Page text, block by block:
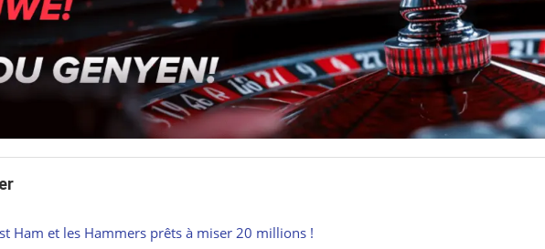
Ham et les Hammers prêts à miser 20 millions !